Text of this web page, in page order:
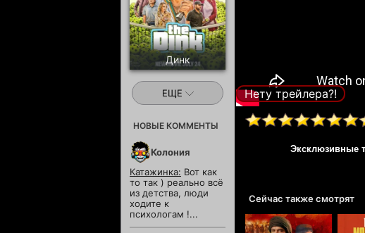
Нету трейлера?!
Эксклюзивные
Сейчас также смотрят
Динк
ЕЩЕ
НОВЫЕ КОММЕНТЫ
Колония
Катажинка: Вот как
то так ) реально всё
из детства, люди
ходите к
психологам !...